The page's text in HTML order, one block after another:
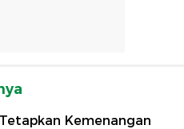
Kemenangan